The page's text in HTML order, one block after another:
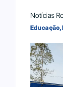
Notícias
Educação,